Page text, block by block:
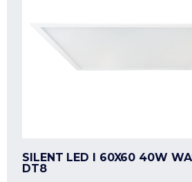
SILENT LED I 60X60 40W
DT8